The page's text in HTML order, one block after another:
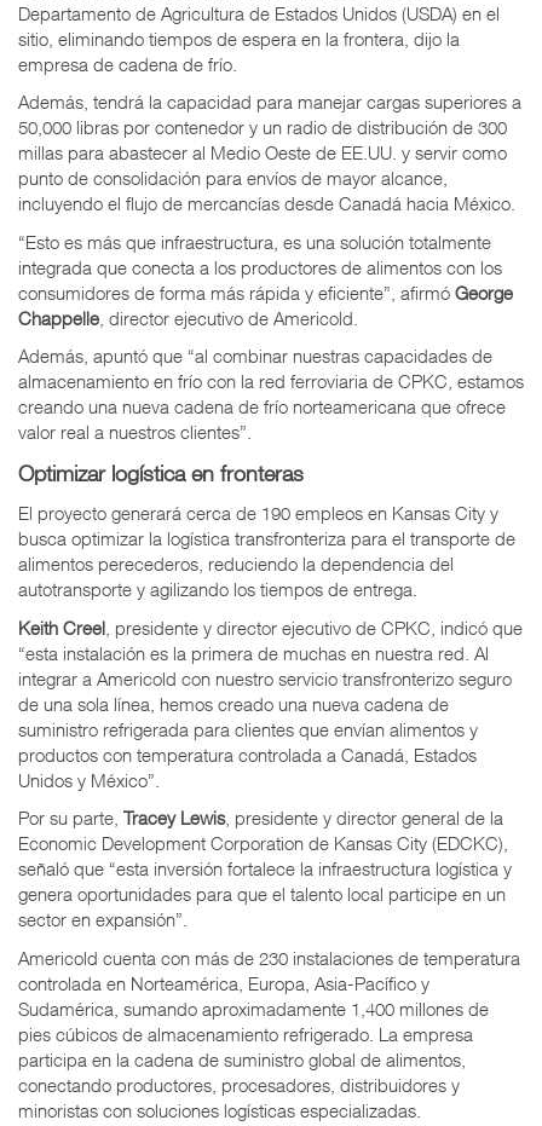
Departamento de Agricultura de Estados Unidos (USDA) en el
sitio, eliminando tiempos de espera en la frontera, dijo la
empresa de cadena de frío.
Además, tendrá la capacidad para manejar cargas superiores a
50,000 libras por contenedor y un radio de distribución de 300
millas para abastecer al Medio Oeste de EE.UU. y servir como
punto de consolidación para envíos de mayor alcance,
incluyendo el flujo de mercancías desde Canadá hacia México.
“Esto es más que infraestructura, es una solución totalmente
integrada que conecta a los productores de alimentos con los
consumidores de forma más rápida y eficiente”, afirmó George
Chappelle , director ejecutivo de Americold.
Además, apuntó que “al combinar nuestras capacidades de
almacenamiento en frío con la red ferroviaria de CPKC, estamos
creando una nueva cadena de frío norteamericana que ofrece
valor real a nuestros clientes”.
Optimizar logística en fronteras
El proyecto generará cerca de 190 empleos en Kansas City y
busca optimizar la logística transfronteriza para el transporte de
alimentos perecederos, reduciendo la dependencia del
autotransporte y agilizando los tiempos de entrega.
Keith Creel , presidente y director ejecutivo de CPKC, indicó que
“esta instalación es la primera de muchas en nuestra red. Al
integrar a Americold con nuestro servicio transfronterizo seguro
de una sola línea, hemos creado una nueva cadena de
suministro refrigerada para clientes que envían alimentos y
productos con temperatura controlada a Canadá, Estados
Unidos y México”.
Por su parte, Tracey Lewis, presidente y director general de la
Economic Development Corporation de Kansas City (EDCKC),
señaló que “esta inversión fortalece la infraestructura logística y
genera oportunidades para que el talento local participe en un
sector en expansión”.
Americold cuenta con más de 230 instalaciones de temperatura
controlada en Norteamérica, Europa, Asia-Pacífico y
Sudamérica, sumando aproximadamente 1,400 millones de
pies cúbicos de almacenamiento refrigerado. La empresa
participa en la cadena de suministro global de alimentos,
conectando productores, procesadores, distribuidores y
minoristas con soluciones logísticas especializadas.